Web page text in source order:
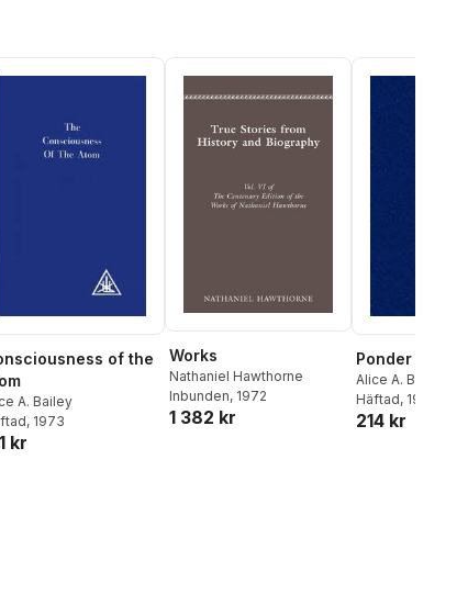
of the
A. Bailey
, 1973
kr
Works
Nathaniel Hawthorne
Inbunden, 1972
1 382 kr
Ponder on
Alice A. Bailey
Häftad, 1971
214 kr